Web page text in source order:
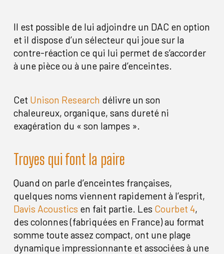
Il est possible de lui adjoindre un DAC en option
et il dispose d’un sélecteur qui joue sur la
contre-réaction ce qui lui permet de s’accorder
à une pièce ou à une paire d’enceintes.
Cet Unison Research délivre un son
chaleureux, organique, sans dureté ni
exagération du « son lampes ».
Troyes qui font la paire
Quand on parle d’enceintes françaises,
quelques noms viennent rapidement à l’esprit,
Davis Acoustics en fait partie. Les Courbet 4,
des colonnes (fabriquées en France) au format
somme toute assez compact, ont une plage
dynamique impressionnante et associées à une